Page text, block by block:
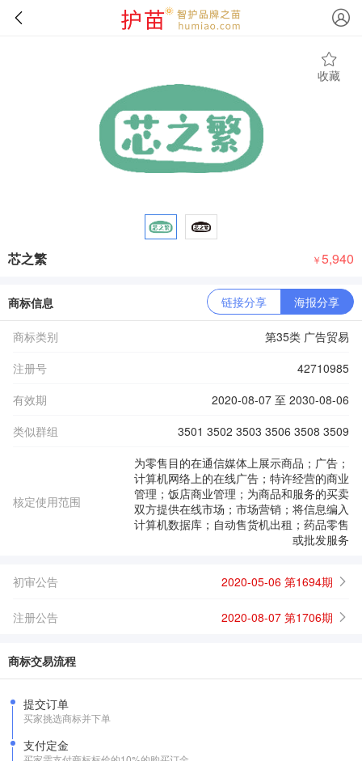
收藏
芯之繁 ￥5,940
商标信息 链接分享 海报分享
商标类别
第35类 广告贸易
注册号
42710985
有效期
2020-08-07 至 2030-08-06
类似群组
3501 3502 3503 3506 3508 3509
核定使用范围
为零售目的在通信媒体上展示商品；广告；
计算机网络上的在线广告；特许经营的商业
管理；饭店商业管理；为商品和服务的买卖
双方提供在线市场；市场营销；将信息编入
计算机数据库；自动售货机出租；药品零售
或批发服务
初审公告 2020-05-06 第1694期
注册公告 2020-08-07 第1706期
商标交易流程
提交订单
买家挑选商标并下单
支付定金